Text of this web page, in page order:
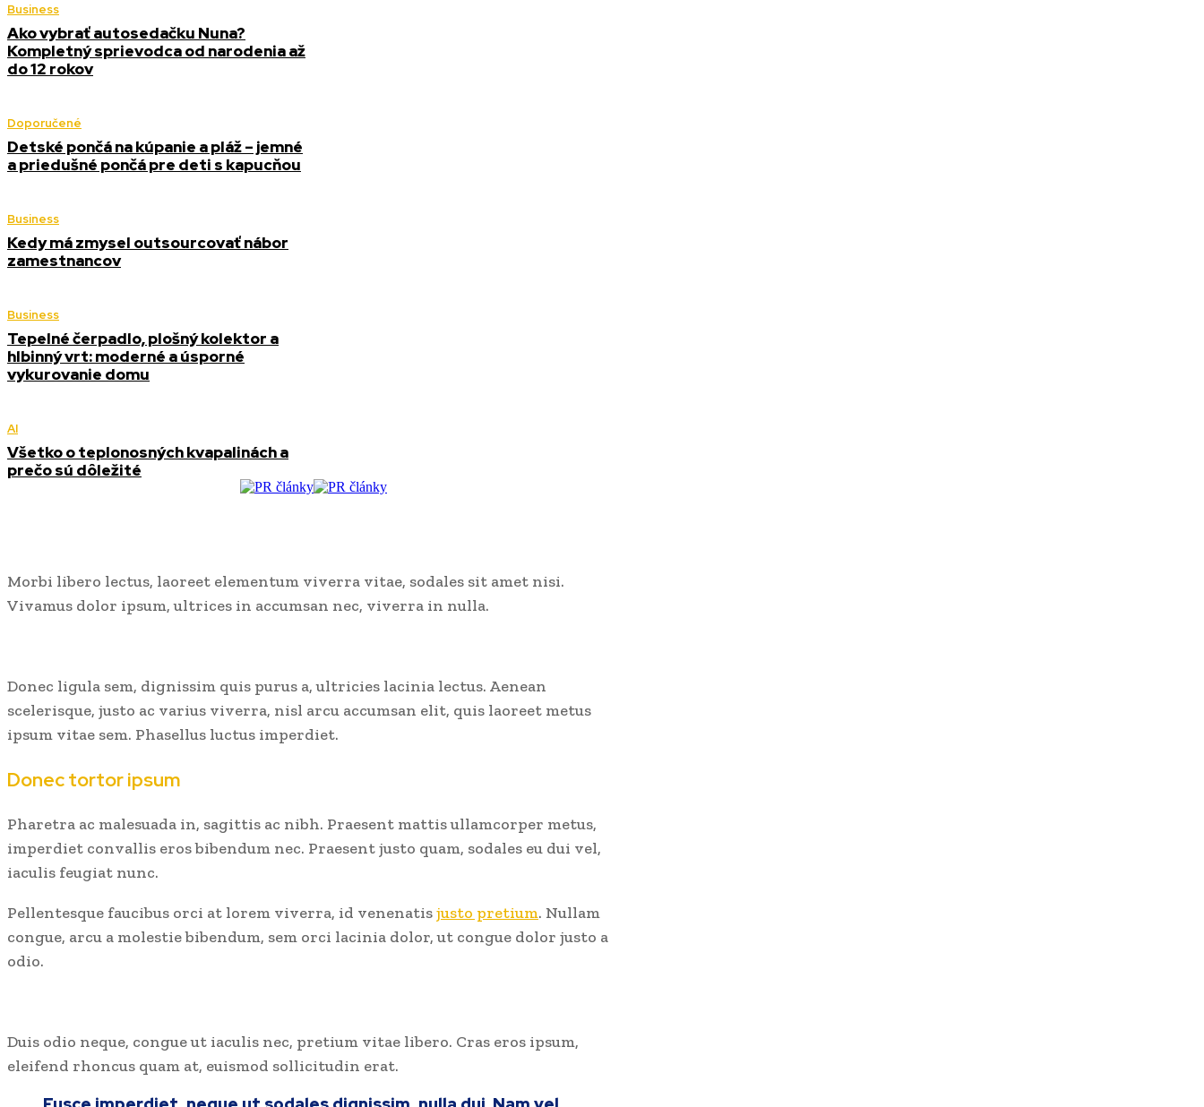
Business
Ako vybrať autosedačku Nuna?
Kompletný sprievodca od narodenia až
do 12 rokov
Doporučené
Detské pončá na kúpanie a pláž – jemné
a priedušné pončá pre deti s kapucňou
Business
Kedy má zmysel outsourcovať nábor
zamestnancov
Business
Tepelné čerpadlo, plošný kolektor a
hlbinný vrt: moderné a úsporné
vykurovanie domu
AI
Všetko o teplonosných kvapalinách a
prečo sú dôležité
Morbi libero lectus, laoreet elementum viverra vitae, sodales sit amet nisi.
Vivamus dolor ipsum, ultrices in accumsan nec, viverra in nulla.
Donec ligula sem, dignissim quis purus a, ultricies lacinia lectus. Aenean
scelerisque, justo ac varius viverra, nisl arcu accumsan elit, quis laoreet metus
ipsum vitae sem. Phasellus luctus imperdiet.
Donec tortor ipsum
Pharetra ac malesuada in, sagittis ac nibh. Praesent mattis ullamcorper metus,
imperdiet convallis eros bibendum nec. Praesent justo quam, sodales eu dui vel,
iaculis feugiat nunc.
Pellentesque faucibus orci at lorem viverra, id venenatisjusto pretium. Nullam
congue, arcu a molestie bibendum, sem orci lacinia dolor, ut congue dolor justo a
odio.
Duis odio neque, congue ut iaculis nec, pretium vitae libero. Cras eros ipsum,
eleifend rhoncus quam at, euismod sollicitudin erat.